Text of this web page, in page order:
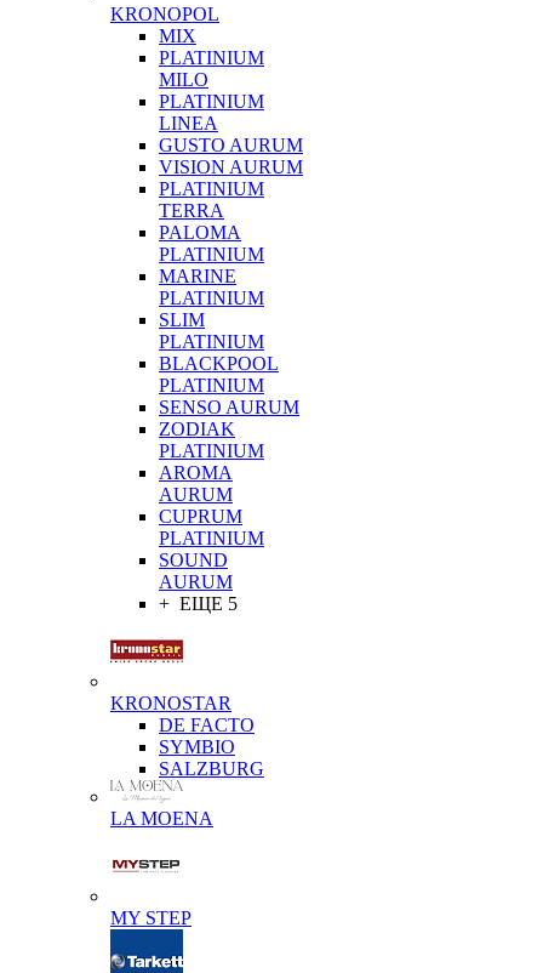
KRONOPOL
MIX
PLATINIUM
MILO
PLATINIUM
LINEA
GUSTO AURUM
VISION AURUM
PLATINIUM
TERRA
PALOMA
PLATINIUM
MARINE
PLATINIUM
SLIM
PLATINIUM
BLACKPOOL
PLATINIUM
SENSO AURUM
ZODIAK
PLATINIUM
AROMA
AURUM
CUPRUM
PLATINIUM
SOUND
AURUM
+ ЕЩЕ 5
KRONOSTAR
DE FACTO
SYMBIO
SALZBURG
LA MOENA
MY STEP